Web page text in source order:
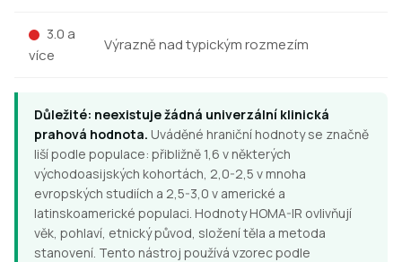
3.0 a
více
Výrazně nad typickým rozmezím
Důležité: neexistuje žádná univerzální klinická
prahová hodnota. Uváděné hraniční hodnoty se značně
liší podle populace: přibližně 1,6 v některých
východoasijských kohortách, 2,0-2,5 v mnoha
evropských studiích a 2,5-3,0 v americké a
latinskoamerické populaci. Hodnoty HOMA-IR ovlivňují
věk, pohlaví, etnický původ, složení těla a metoda
stanovení. Tento nástroj používá vzorec podle